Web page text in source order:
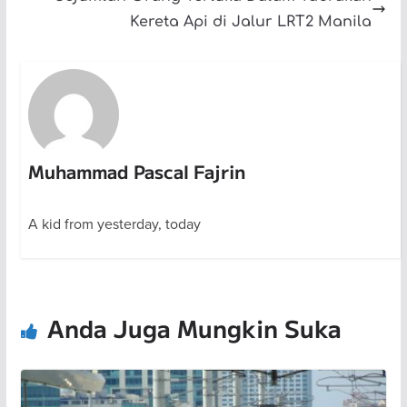
Kereta Api di Jalur LRT2 Manila
Muhammad Pascal Fajrin
A kid from yesterday, today
Anda Juga Mungkin Suka